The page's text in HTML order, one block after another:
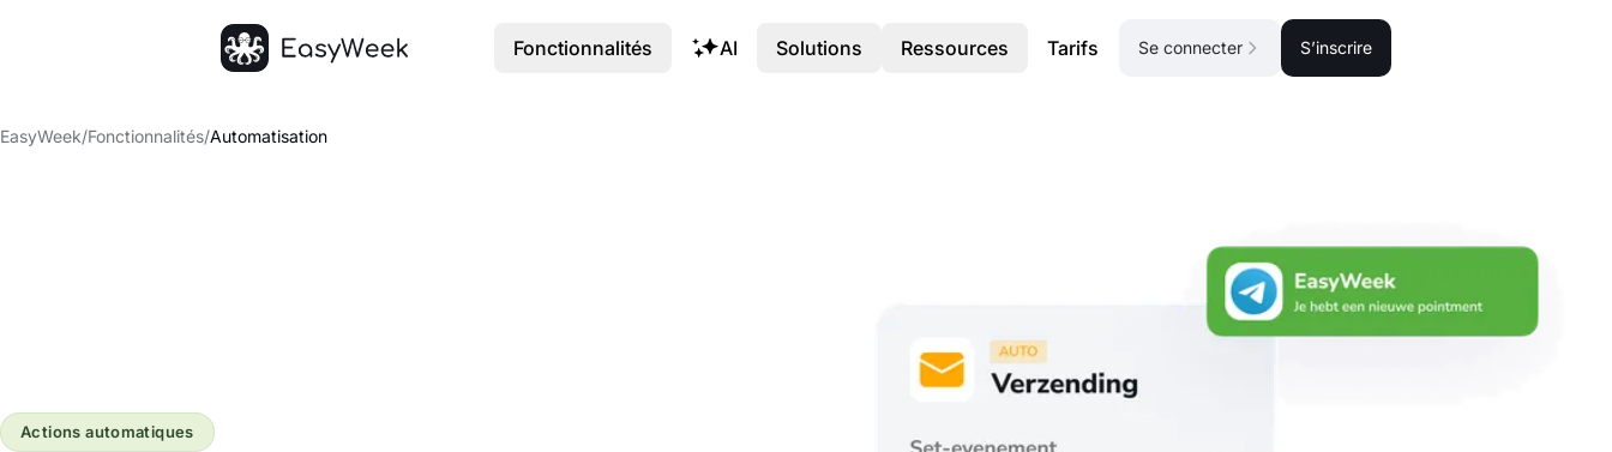
EasyWeek/Fonctionnalités/Automatisation
Actions automatiques
Fonctionnalités AI Solutions Ressources Tarifs Se connecter S’inscrire